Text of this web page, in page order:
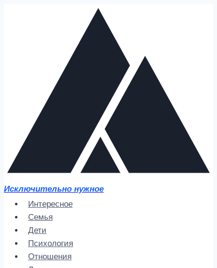
Исключительно нужное
Интересное
Семья
Дети
Психология
Отношения